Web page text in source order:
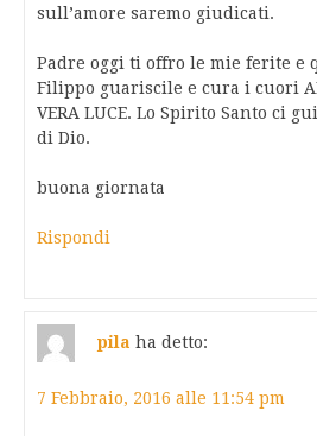
sull’amore saremo giudicati.
Padre oggi ti offro le mie ferite e
Filippo guariscile e cura i cuori AD
VERA LUCE. Lo Spirito Santo ci
di Dio.
buona giornata
Rispondi
pila ha detto:
7 Febbraio, 2016 alle 11:54 pm